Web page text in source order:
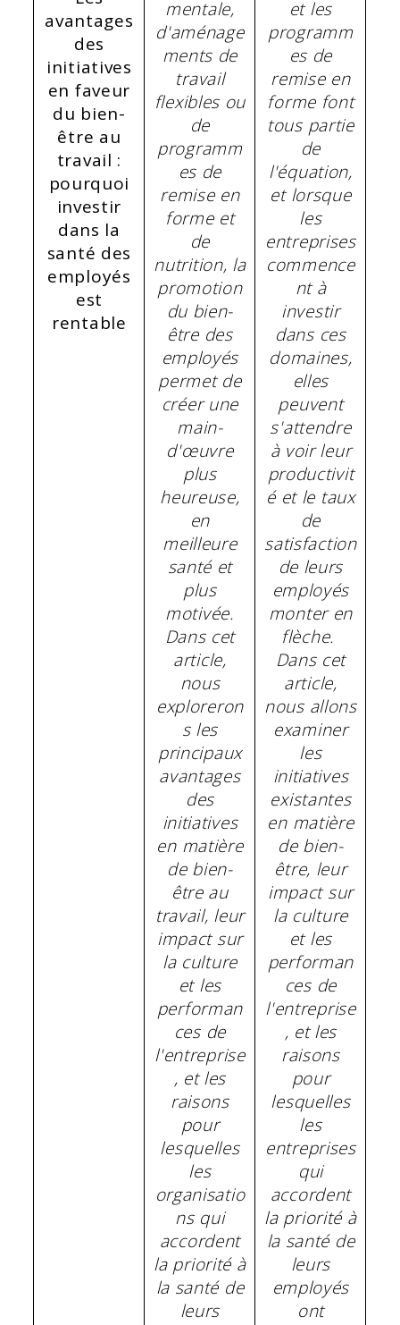
avantages
des
initiatives
en faveur
du bien-
être au
travail :
pourquoi
investir
dans la
santé des
employés
est
rentable
mentale,
d'aménage
ments de
travail
flexibles ou
de
programm
es de
remise en
forme et
de
nutrition, la
promotion
du bien-
être des
employés
permet de
créer une
main-
d'œuvre
plus
heureuse,
en
meilleure
santé et
plus
motivée.
Dans cet
article,
nous
exploreron
s les
principaux
avantages
des
initiatives
en matière
de bien-
être au
travail, leur
impact sur
la culture
et les
performan
ces de
l'entreprise
, et les
raisons
pour
lesquelles
les
organisatio
ns qui
accordent
la priorité à
la santé de
leurs
et les
programm
es de
remise en
forme font
tous partie
de
l'équation,
et lorsque
les
entreprises
commence
nt à
investir
dans ces
domaines,
elles
peuvent
s'attendre
à voir leur
productivit
é et le taux
de
satisfaction
de leurs
employés
monter en
flèche.
Dans cet
article,
nous allons
examiner
les
initiatives
existantes
en matière
de bien-
être, leur
impact sur
la culture
et les
performan
ces de
l'entreprise
, et les
raisons
pour
lesquelles
les
entreprises
qui
accordent
la priorité à
la santé de
leurs
employés
ont